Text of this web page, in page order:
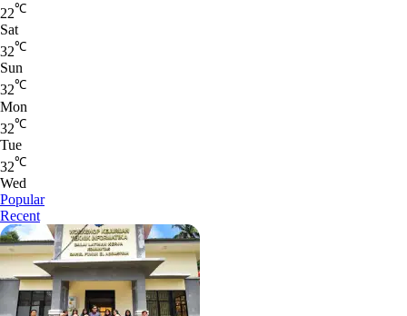
22℃
Sat
32℃
Sun
32℃
Mon
32℃
Tue
32℃
Wed
Popular
Recent